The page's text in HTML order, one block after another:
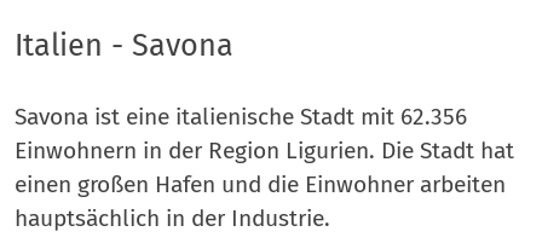
Italien - Savona
Savona ist eine italienische Stadt mit 62.356
Einwohnern in der Region Ligurien. Die Stadt hat
einen großen Hafen und die Einwohner arbeiten
hauptsächlich in der Industrie.